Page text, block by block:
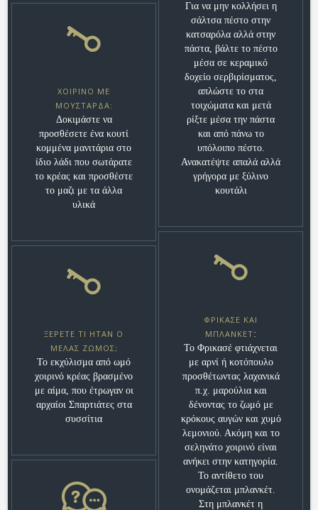
Για να μην κολλήσει η
σάλτσα πέστο στην
κατσαρόλα αλλά στην
πάστα, βάλτε το πέστο
μέσα σε κεραμικό
δοχείο σερβιρίσματος,
απλώστε το στα
τοιχώματα και μετά
ρίξτε μέσα την πάστα
και από πάνω το
υπόλοιπο πέστο.
Ανακατέψτε απαλά αλλά
γρήγορα με ξύλινο
κουτάλι
ΧΟΙΡΙΝΌ ΜΕ
ΜΟΥΣΤΆΡΔΑ:
Δοκιμάστε να
προσθέσετε ένα κουτί
κομμένα μανιτάρια στο
ίδιο λάδι που σωτάρατε
το κρέας και προσθέστε
το μαζι με τα άλλα
υλικά
ΦΡΙΚΑΣΈ ΚΑΙ
ΜΠΛΑΝΚΈΤ:
Το Φρικασέ φτιάχνεται
με αρνί ή κοτόπουλο
προσθέτωντας λαχανικά
π.χ. μαρούλια και
δένοντας το ζωμό με
κρόκους αυγών και χυμό
λεμονιού. Ακόμη και το
σεληνάτο χοιρινό είναι
ανήκει στην κατηγορία.
Το αντίθετο του
ονομάζεται μπλανκέτ.
Στη μπλανκέτ η
ΞΈΡΕΤΕ ΤΙ ΉΤΑΝ Ο
ΜΈΛΑΣ ΖΩΜΌΣ;
Το εκχύλισμα από ωμό
χοιρινό κρέας βρασμένο
με αίμα, που έτρωγαν οι
αρχαίοι Σπαρτιάτες στα
συσσίτια